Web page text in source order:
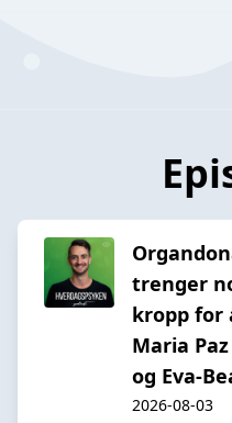
trenger
kropp for
Maria
og Eva-
2026-08-03